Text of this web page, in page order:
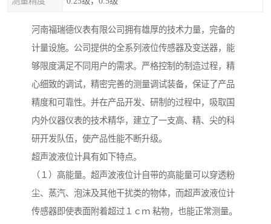
河南福瑞德仪表有限公司拥有雄厚的技术力量，完备的
计量设施。公司提供的全系列液位传感器及变送器，能
够限度满足不同用户的需求。严格控制的制造过程，精
心细致的调试，精密完善的测量调试装备，保证了产品
精度和可靠性。并在产品开发、研制的过程中，吸取国
内外仪器仪表的技术精华，建立了一支高、精、尖的科
研开发队伍，使产品性能不断升级。
超声波液位计具有如下特点。
（１）高能量。超声波液位计自带的高能量可以穿透粉
尘、蒸汽、泡沫及其他干扰类的物体，而超声波液位计
传感器即使表面附着超过１ｃｍ 粘物，也能正常测量。